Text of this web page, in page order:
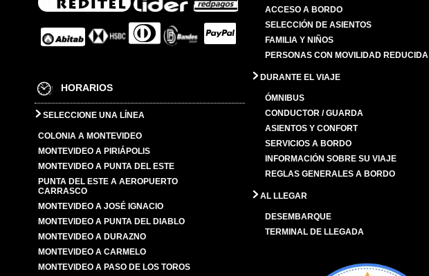
HORARIOS
SELECCIONE UNA LÍNEA
COLONIA A MONTEVIDEO
MONTEVIDEO A PIRIÁPOLIS
MONTEVIDEO A PUNTA DEL ESTE
PUNTA DEL ESTE A AEROPUERTO
CARRASCO
MONTEVIDEO A JOSÉ IGNACIO
MONTEVIDEO A PUNTA DEL DIABLO
MONTEVIDEO A DURAZNO
MONTEVIDEO A CARMELO
MONTEVIDEO A PASO DE LOS TOROS
ACCESO A BORDO
SELECCIÓN DE ASIENTOS
FAMILIA Y NIÑOS
PERSONAS CON MOVILIDAD REDUCIDA
DURANTE EL VIAJE
ÓMNIBUS
CONDUCTOR / GUARDA
ASIENTOS Y CONFORT
SERVICIOS A BORDO
INFORMACIÓN SOBRE SU VIAJE
REGLAS GENERALES A BORDO
AL LLEGAR
DESEMBARQUE
TERMINAL DE LLEGADA